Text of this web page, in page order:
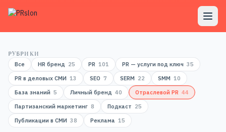
РУБРИКИ
Все
HR бренд 25 PR 101 PR — услуги под ключ 35
PR в деловых СМИ 13 SEO 7 SERM 22 SMM 10
База знаний 5 Личный бренд 40 Отраслевой PR 44
Партизанский маркетинг 8 Подкаст 25
Публикации в СМИ 38 Реклама 15